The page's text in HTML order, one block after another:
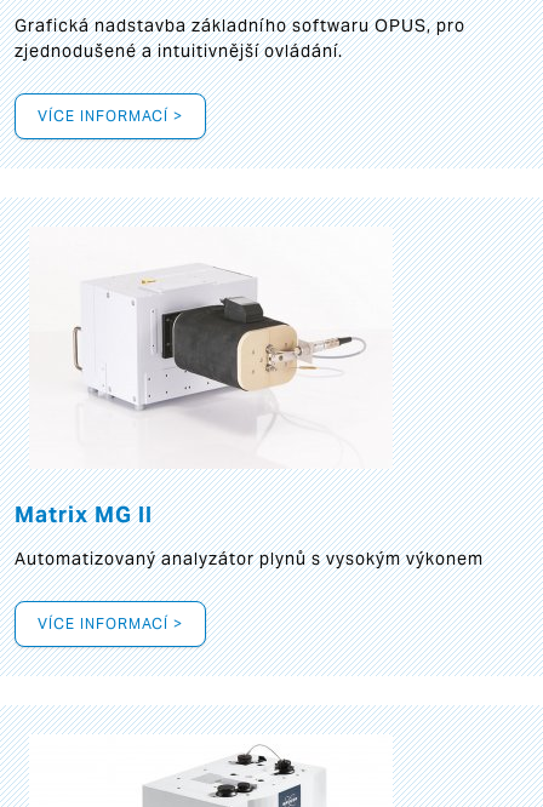
Grafickánadstavba základního softwaru OPUS, pro
zjednodušené a intuitivnější ovládání.
VÍCE INFORMACÍ >
Matrix MG II
Automatizovaný analyzátor plynů s vysokým výkonem
VÍCE INFORMACÍ >